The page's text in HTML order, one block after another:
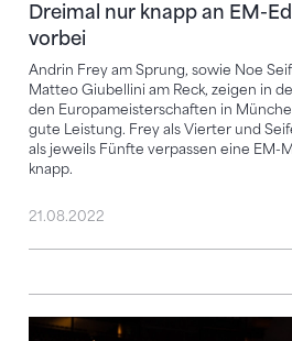
Dreimal nur knapp an EM-
vorbei
Andrin Frey am Sprung, sowie Noe
Matteo Giubellini am Reck, zeigen in
den Europameisterschaften in
gute Leistung. Frey als Vierter und
als jeweils Fünfte verpassen eine EM-
knapp.
21.08.2022
Ein Team- und zwei